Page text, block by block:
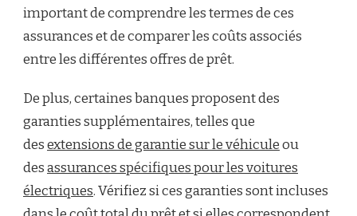
important de comprendre les termes de ces
assurances et de comparer les coûts associés
entre les différentes offres de prêt.
De plus, certaines banques proposent des
garanties supplémentaires, telles que
desextensions de garantie sur le véhiculeou
desassurances spécifiques pour les voitures
électriques. Vérifiez si ces garanties sont incluses